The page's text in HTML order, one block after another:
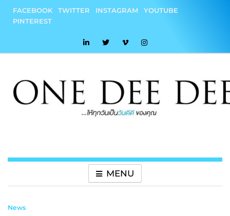
content
FACEBOOK TWITTER INSTAGRAM
YOUTUBE
PINTEREST
MENU
News